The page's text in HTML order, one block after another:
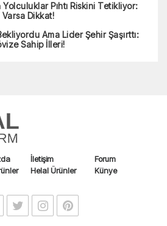
Yolculuklar Pıhtı Riskini Tetikliyor:
Varsa Dikkat!
Ama Lider Şehir Şaşırttı:
Sahip İlleri!
İletişim
Forum
Helal Ürünler Künye